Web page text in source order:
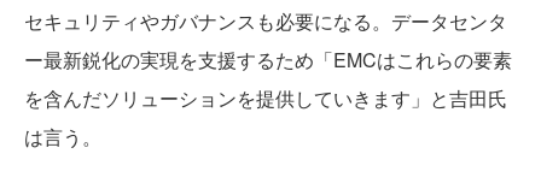
セキュリティやガバナンスも必要になる。データセンタ
ー最新鋭化の実現を支援するため 「EMCはこれらの要素
を含んだソリューションを提供していきます」と吉田氏
は言う。